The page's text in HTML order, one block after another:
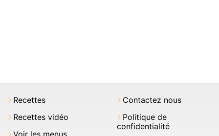
Recettes
Recettes vidéo
Voir les menus
Contactez nous
Politique de
confidentialité